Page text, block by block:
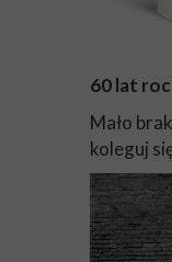
60 lat
Mało
koleguj